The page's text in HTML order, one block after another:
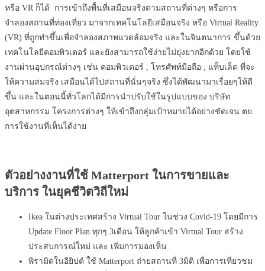
หรือ VR ก็ได้ การเข้าถึงพื้นที่เสมือนจริงตามสถานที่ต่างๆ หรือการ
จำลองสถานที่ท่องเที่ยว มาจากเทคโนโลยีเสมือนจริง หรือ Virtual Reality
(VR) ที่ถูกทำขึ้นเพื่อจำลองสภาพแวดล้อมจริง และในจินตนาการ ขึ้นด้วย
เทคโนโลยีคอมพิวเตอร์ และยังสามารถใช้ง่ายไม่ยุ่งยากอีกด้วย โดยใช้
งานผ่านอุปกรณ์ต่างๆ เช่น คอมพิวเตอร์ , โทรศัพท์มือถือ , แท็บเล็ต ที่จะ
ให้ความสมจริง เสมือนได้ไปสถานที่นั่นๆจริง ซึ่งได้พัฒนามาเรื่อยๆให้ดี
ขึ้น และในตอนนี้ทั่วโลกได้มีการนำปรับใช้ในรูปแบบของ บริษัท
อุตสาหกรรม โครงการต่างๆ ให้เข้าถึงกลุ่มเป้าหมายได้อย่างชัดเจน ตย.
การใช้งานที่เห็นได้ง่าย
ตัวอย่างงานที่ใช้ Matterport ในการขายและ
บริการ ในยุคชีวิตวิถีใหม่
Ikea ในต่างประเทศสร้าง Virtual Tour ในช่วง Covid-19 โดยมีการ
Update Floor Plan ทุกๆ 3เดือน ให้ลูกค้าเข้า Virtual Tour สร้าง
ประสบการณ์ใหม่ และ เพิ่มการมองเห็น
พิรามิดในอียิปต์ ใช้ Matterport ถ่ายสถานที่ 3มิติ เพื่อการเที่ยวชม